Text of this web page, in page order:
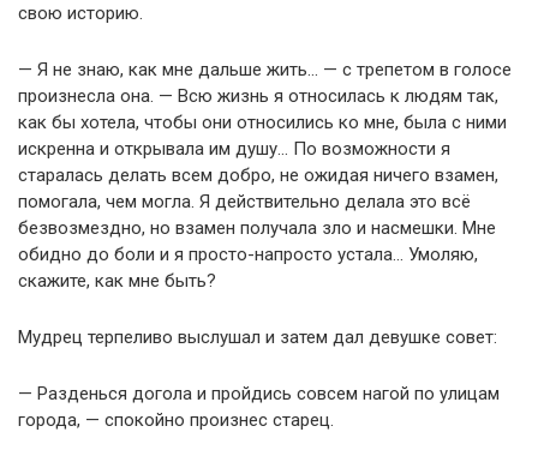
свою историю.
— Я не знаю, как мне дальше жить… — с трепетом в голосе
произнесла она. — Всю жизнь я относилась к людям так,
как бы хотела, чтобы они относились ко мне, была с ними
искренна и открывала им душу… По возможности я
старалась делать всем добро, не ожидая ничего взамен,
помогала, чем могла. Я действительно делала это всё
безвозмездно, но взамен получала зло и насмешки. Мне
обидно до боли и я просто-напросто устала… Умоляю,
скажите, как мне быть?
Мудрец терпеливо выслушал и затем дал девушке совет:
— Разденься догола и пройдись совсем нагой по улицам
города, — спокойно произнес старец.